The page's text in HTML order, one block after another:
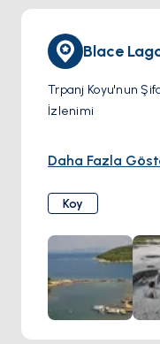
Blace
Trpanj Koyu'nun
İzlenimi
Hırvatistan'ın
şifa özellikleri ile
araştırmalar,
tedavisindeki
spa'larının
Daha Fazla
Koy